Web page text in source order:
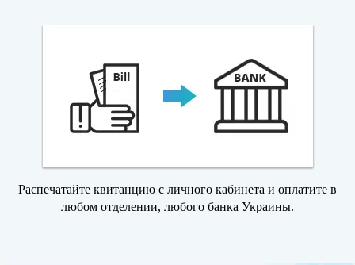
Распечатайте квитанцию с личного кабинета и оплатите в
любом отделении, любого банка Украины.